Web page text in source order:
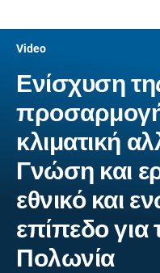
Video
Ενίσχυση
κλιματική
Γνώση και
εθνικό και
επίπεδο για
Πολωνία